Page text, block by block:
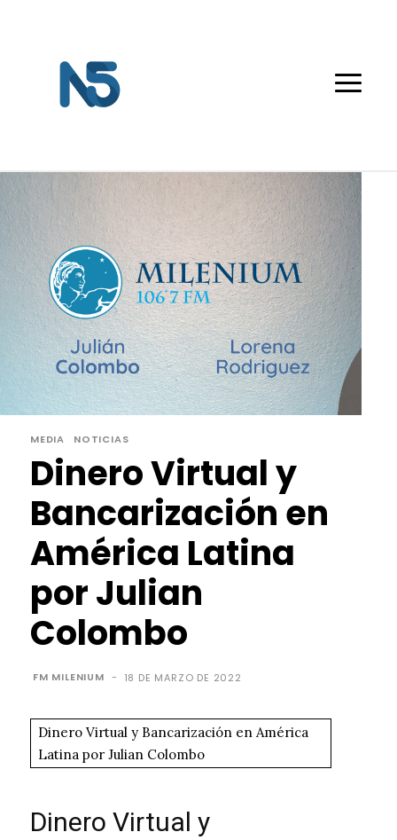
MEDIA NOTICIAS
Dinero Virtual y
Bancarización en
América Latina
por Julian
Colombo
FM MILENIUM - 18 DE MARZO DE 2022
Dinero Virtual y Bancarización en América
Latina por Julian Colombo
Dinero Virtual y